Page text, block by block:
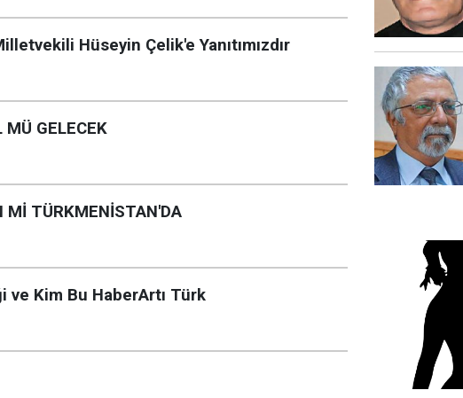
Hüseyin Çelik'e Yanıtımızdır
MÜ GELECEK
Mİ TÜRKMENİSTAN'DA
Kim Bu HaberArtı Türk